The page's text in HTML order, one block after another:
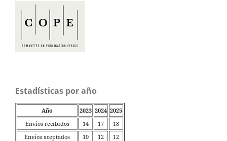
Estadísticas por año
Año 2023 2024 2025
Envíos recibidos
14 17
18
Envíos aceptados
10 12
12